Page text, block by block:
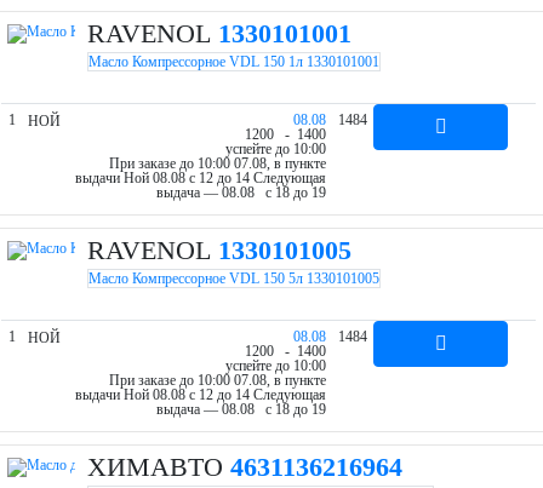
RAVENOL 1330101001
Масло Компрессорное VDL 150 1л 1330101001
1 НОЙ
08.08
1200 - 1400
успейте до 10:00
При заказе до 10:00 07.08, в пункте
выдачи Ной 08.08 c 12 до 14 Следующая
выдача — 08.08 c 18 до 19
1484
RAVENOL 1330101005
Масло Компрессорное VDL 150 5л 1330101005
1 НОЙ
08.08
1200 - 1400
успейте до 10:00
При заказе до 10:00 07.08, в пункте
выдачи Ной 08.08 c 12 до 14 Следующая
выдача — 08.08 c 18 до 19
1484
ХИМАВТО 4631136216964